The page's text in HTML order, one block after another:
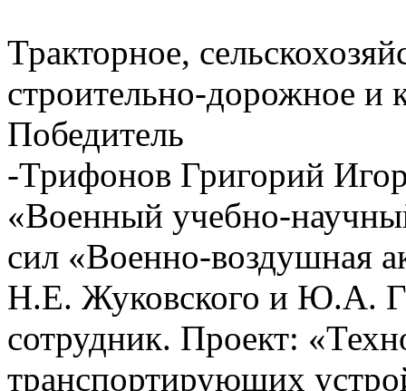
Тракторное,
строительно-дорожное и
Победитель
-Трифонов Григорий
«Военный учебно-
сил «Военно-воздушная
Н.Е. Жуковского и Ю.А.
сотрудник. Проект:
транспортирующих